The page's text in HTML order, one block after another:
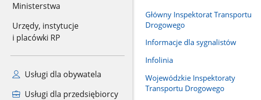
Ministerstwa
Urzędy, instytucje
i placówki RP
Usługi dla obywatela
Usługi dla przedsiębiorcy
Główny Inspektorat Transportu
Drogowego
Informacje dla sygnalistów
Infolinia
Wojewódzkie Inspektoraty
Transportu Drogowego